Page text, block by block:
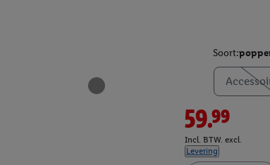
Soort:
59.99
Incl. BTW. excl.
Levering